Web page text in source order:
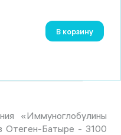
В корзину
«Иммуноглобулины
Отеген-Батыре - 3100